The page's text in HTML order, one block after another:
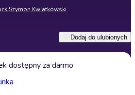
Szymon Kwiatkowski
Dodaj do ulubionych
dostępny za darmo